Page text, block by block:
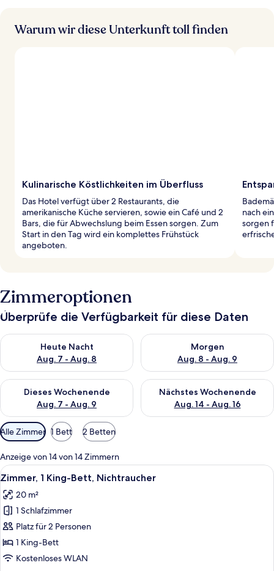
Warum wir diese Unterkunft toll finden
Kulinarische Köstlichkeiten im Überfluss
Das Hotel verfügt über 2 Restaurants, die
amerikanische Küche servieren, sowie ein Café und 2
Bars, die für Abwechslung beim Essen sorgen. Zum
Start in den Tag wird ein komplettes Frühstück
angeboten.
nach
sorgen
Zimmeroptionen
Überprüfe die Verfügbarkeit für diese Daten
Heute Nacht
Aug. 7 - Aug. 8
Überprüfe die Verfügbarkeit für heute Nacht, Aug. 7 - Aug. 8.
Morgen
Aug. 8 - Aug. 9
Überprüfe die Verfügbarkeit
Dieses Wochenende
Aug. 7 - Aug. 9
Überprüfe die Verfügbarkeit für dieses Wochenende, Aug. 7
Nächstes Wochenende
Aug. 14 - Aug. 16
Überprüfe die Verfügbarkeit
Verfügbare
Filter
für
Zimmer
Alle Zimmer 1 Bett 2 Betten
Anzeige von 14 von 14 Zimmern
Alle
Fotos
für
Zimmer,
1 King-
Bett,
Nichtraucher
Ein ordentlich bezogenes Bett mit
9
Zimmer, 1 King-Bett, Nichtraucher
20 m²
1 Schlafzimmer
Platz für 2 Personen
1 King-Bett
Kostenloses WLAN